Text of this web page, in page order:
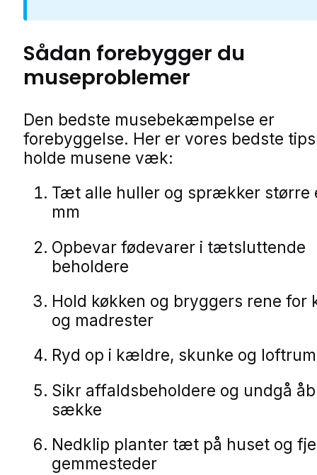
Sådan forebygger du
museproblemer
Den bedste musebekæmpelse er
forebyggelse. Her er vores bedste
holde musene væk:
Tæt alle huller og sprækker større
mm
Opbevar fødevarer i tætsluttende
beholdere
Hold køkken og bryggers rene for
og madrester
Ryd op i kældre, skunke og loftrum
Sikr affaldsbeholdere og undgå
sække
Nedklip planter tæt på huset og
gemmesteder